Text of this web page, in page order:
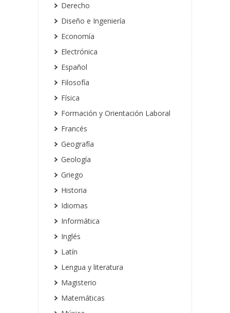
Derecho
Diseño e Ingeniería
Economía
Electrónica
Español
Filosofía
Física
Formación y Orientación Laboral
Francés
Geografía
Geología
Griego
Historia
Idiomas
Informática
Inglés
Latín
Lengua y literatura
Magisterio
Matemáticas